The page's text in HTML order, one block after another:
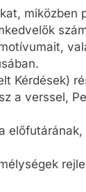
miközben
Kérdések)
a verssel,